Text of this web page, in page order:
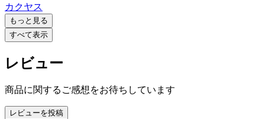
カクヤス
もっと見る
すべて表示
レビュー
商品に関するご感想をお待ちしています
レビューを投稿